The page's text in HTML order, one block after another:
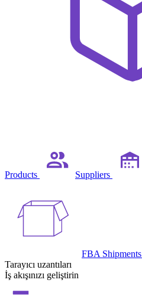
Products Suppliers
FBA Shipments
Tarayıcı uzantıları
İş akışınızı geliştirin